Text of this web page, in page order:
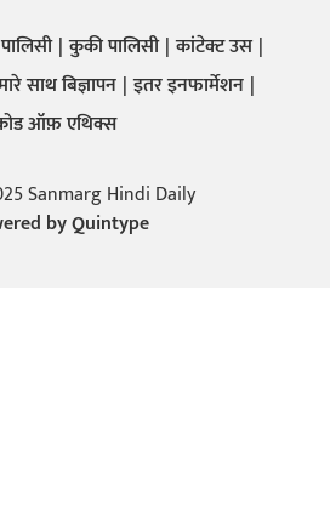
कुकी पालिसी कांटेक्ट उस
साथ बिज्ञापन इतर इनफार्मेशन
ऑफ़ एथिक्स
Sanmarg Hindi Daily
byQuintype